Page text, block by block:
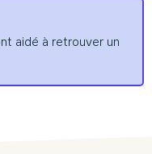
aidé à retrouver un